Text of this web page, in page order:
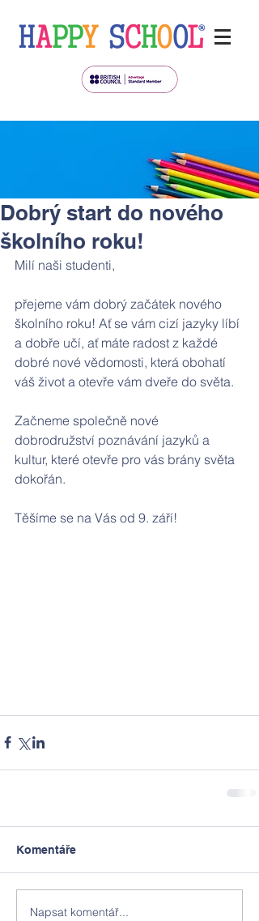
Dobrý start do nového
školního roku!
Milí naši studenti,
přejeme vám dobrý začátek nového
školního roku! Ať se vám cizí jazyky líbí
a dobře učí, ať máte radost z každé
dobré nové vědomosti, která obohatí
váš život a otevře vám dveře do světa.
Začneme společně nové
dobrodružství poznávání jazyků a
kultur, které otevře pro vás brány světa
dokořán.
Těšíme se na Vás od 9. září!
Komentáře
Napsat komentář...